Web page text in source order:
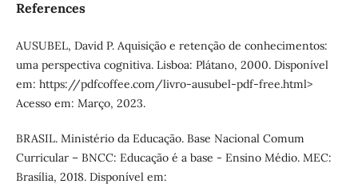
References
AUSUBEL, David P. Aquisição e retenção de conhecimentos:
uma perspectiva cognitiva. Lisboa: Plátano, 2000. Disponível
em: https://pdfcoffee.com/livro-ausubel-pdf-free.html>
Acesso em: Março, 2023.
BRASIL. Ministério da Educação. Base Nacional Comum
Curricular – BNCC: Educação é a base - Ensino Médio. MEC:
Brasília, 2018. Disponível em: